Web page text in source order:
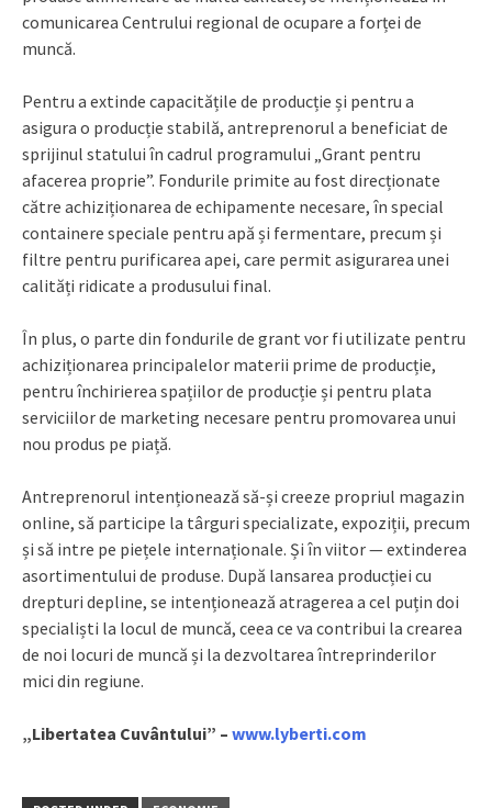
comunicarea Centrului regional de ocupare a forței de
muncă.
Pentru a extinde capacitățile de producție și pentru a
asigura o producție stabilă, antreprenorul a beneficiat de
sprijinul statului în cadrul programului „Grant pentru
afacerea proprie”. Fondurile primite au fost direcționate
către achiziționarea de echipamente necesare, în special
containere speciale pentru apă și fermentare, precum și
filtre pentru purificarea apei, care permit asigurarea unei
calități ridicate a produsului final.
În plus, o parte din fondurile de grant vor fi utilizate pentru
achiziționarea principalelor materii prime de producție,
pentru închirierea spațiilor de producție și pentru plata
serviciilor de marketing necesare pentru promovarea unui
nou produs pe piață.
Antreprenorul intenționează să-și creeze propriul magazin
online, să participe la târguri specializate, expoziții, precum
și să intre pe piețele internaționale. Și în viitor — extinderea
asortimentului de produse. După lansarea producției cu
drepturi depline, se intenționează atragerea a cel puțin doi
specialiști la locul de muncă, ceea ce va contribui la crearea
de noi locuri de muncă și la dezvoltarea întreprinderilor
mici din regiune.
„Libertatea Cuvântului” – www.lyberti.com